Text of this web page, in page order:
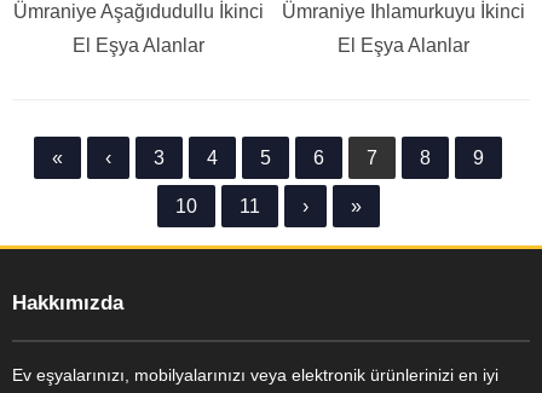
Ümraniye Aşağıdudullu İkinci
El Eşya Alanlar
Ümraniye Ihlamurkuyu İkinci
El Eşya Alanlar
« ‹ 3 4 5 6 7 8 9
10 11 › »
Hakkımızda
Ev eşyalarınızı, mobilyalarınızı veya elektronik ürünlerinizi en iyi